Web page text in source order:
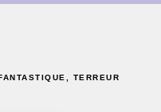
TERREUR